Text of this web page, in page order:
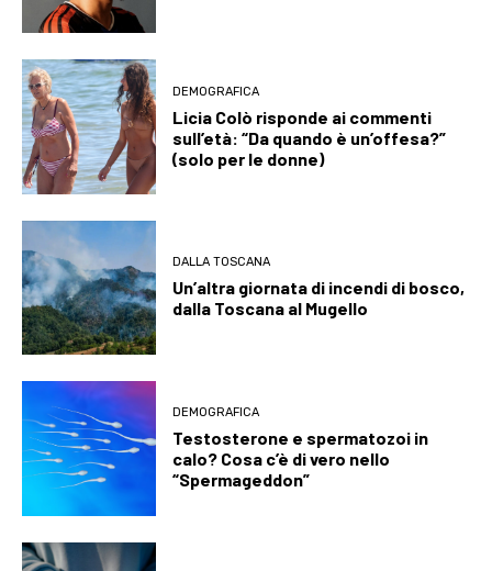
DEMOGRAFICA
Licia Colò risponde ai commenti
sull’età: “Da quando è un’offesa?”
(solo per le donne)
DALLA TOSCANA
Un’altra giornata di incendi di bosco,
dalla Toscana al Mugello
DEMOGRAFICA
Testosterone e spermatozoi in
calo? Cosa c’è di vero nello
“Spermageddon”